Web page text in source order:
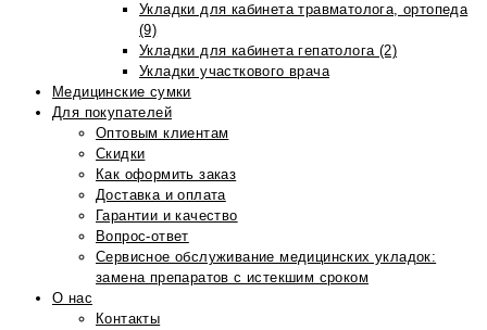
Укладки для кабинета травматолога, ортопеда
(9)
Укладки для кабинета гепатолога (2)
Укладки участкового врача
Медицинские сумки
Для покупателей
Оптовым клиентам
Скидки
Как оформить заказ
Доставка и оплата
Гарантии и качество
Вопрос-ответ
Сервисное обслуживание медицинских укладок:
замена препаратов с истекшим сроком
О нас
Контакты